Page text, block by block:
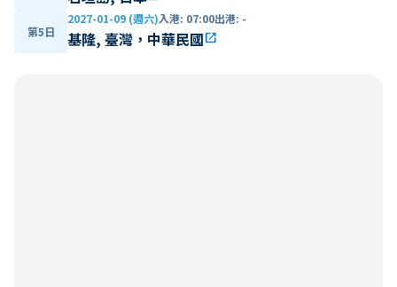
第5日
2027-01-09 (週六)入港: 07:00出港: -
基隆, 臺灣，中華民國open_in_new